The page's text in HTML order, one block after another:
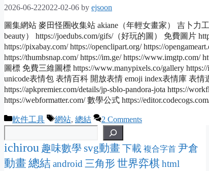
2026-06-222022-02-06 by ejsoon
圖集網站 麥田怪圈收集站 akiane（年輕女畫家） 吉卜力
beauty） https://joedubs.com/gifs/（好玩的圖） 免費圖片
https://pixabay.com/ https://openclipart.org/ https://
https://thumbsnap.com/ https://im.ge/ https://www.imgtp.com/
圖標 免費三維圖標 https://www.manypixels.co/gallery
unicode表情包 表情百科 開放表情 emoji index表情庫 表情
https://apkpremier.com/details/jp-sblo-pandora-jota https://
https://webformatter.com/ 數學公式 https://
Categories
軟件工具 Tags
網站, 總結 2 Comments
ichirou 趣味數學 svg動畫 下載 複合字首 尹倉
動畫 總結 android 三角形 世界弈棋html